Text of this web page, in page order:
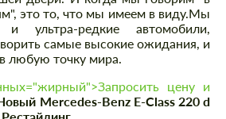
это то, что мы имеем в виду.Мы
ультра-редкие автомобили,
самые высокие ожидания, и
любую точку мира.
цену и
Mercedes-Benz E-Class 220 d